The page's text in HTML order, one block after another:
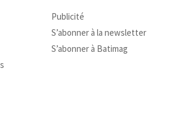
Publicité
S’abonner à la newsletter
S’abonner à Batimag